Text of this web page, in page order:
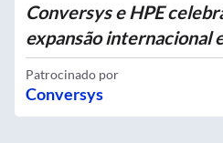
Conversys e HPE
expansão internacional
Patrocinado por
Conversys